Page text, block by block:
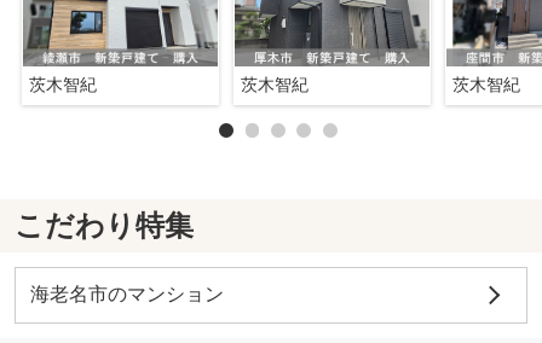
茨木智紀 茨木智紀 茨木智紀
こだわり特集
海老名市のマンション